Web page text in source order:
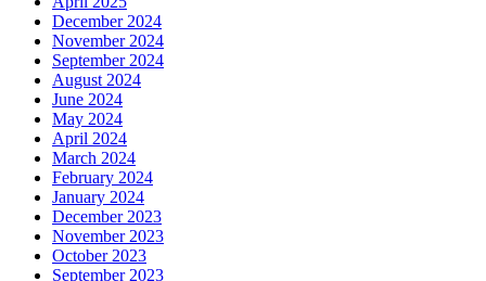
December 2024
November 2024
September 2024
August 2024
June 2024
May 2024
April 2024
March 2024
February 2024
January 2024
December 2023
November 2023
October 2023
September 2023